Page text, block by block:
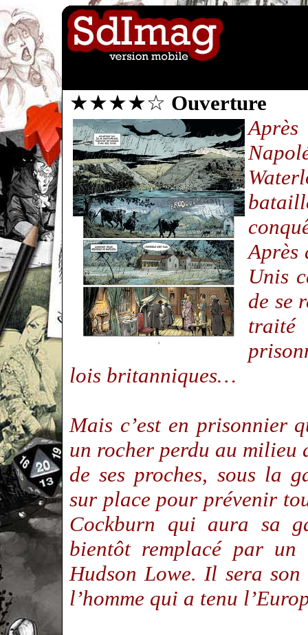
★★★★☆ Ouverture
Après
Unis
de se
lois britanniques…
Mais c’est en prisonnier
un rocher perdu au milieu
de ses proches, sous la
sur place pour prévenir
Cockburn qui aura sa
bientôt remplacé par
Hudson Lowe. Il sera
l’homme qui a tenu